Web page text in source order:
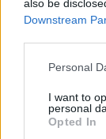
also be
Downstream
Please note
not limited to
grant or deny
use your data
Personal
I want to
personal
Opted In